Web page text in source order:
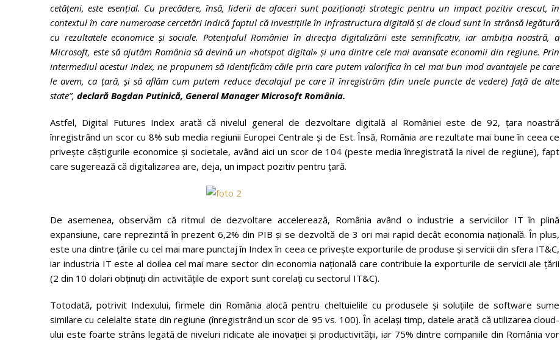
cetățeni, este esențial. Cu precădere, însă, liderii de afaceri sunt poziționați strategic pentru un impact pozitiv crescut, în
contextul în care numeroase cercetări indică faptul că investițiile în infrastructura digitală și de cloud sunt în strânsă legătură
cu rezultatele economice și sociale. Potențialul României în direcția digitalizării este semnificativ, iar ambiția noastră, a
Microsoft, este să ajutăm România să devină un «hotspot digital» și una dintre cele mai avansate economii din regiune. Prin
intermediul acestui Index, ne propunem să identificăm căile prin care putem valorifica în cel mai bun mod avantajele pe care
le avem, ca țară, și să aflăm cum putem reduce decalajul pe care îl înregistrăm (din unele puncte de vedere) față de alte
state”, declară Bogdan Putinică, General Manager Microsoft România.
Astfel, Digital Futures Index arată că nivelul general de dezvoltare digitală al României este de 92, țara noastră
înregistrând un scor cu 8% sub media regiunii Europei Centrale și de Est. Însă, România are rezultate mai bune în ceea ce
privește câștigurile economice și societale, având aici un scor de 104 (peste media înregistrată la nivel de regiune), fapt
care sugerează că digitalizarea are, deja, un impact pozitiv pentru țară.
De asemenea, observăm că ritmul de dezvoltare accelerează, România având o industrie a serviciilor IT în plină
expansiune, care reprezintă în prezent 6,2% din PIB și se dezvoltă de 3 ori mai rapid decât economia națională. În plus,
este una dintre țările cu cel mai mare punctaj în Index în ceea ce privește exporturile de produse și servicii din sfera IT&C,
iar industria IT este al doilea cel mai mare sector din economia națională care contribuie la exporturile de servicii ale țării
(2 din 10 dolari obținuți din activitățile de export sunt corelați cu sectorul IT&C).
Totodată, potrivit Indexului, firmele din România alocă pentru cheltuielile cu produsele și soluțiile de software sume
similare cu celelalte state din regiune (înregistrând un scor de 95 vs. 100). În același timp, datele arată că utilizarea cloud-
ului este foarte strâns legată de niveluri ridicate ale inovației și productivității, iar 75% dintre companiile din România vor